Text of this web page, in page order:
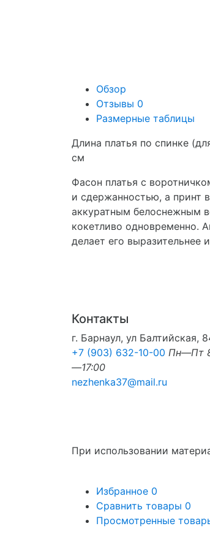
Обзор
Отзывы 0
Размерные таблицы
Длина платья по спинке
см
Фасон платья с
и сдержанностью, а принт
аккуратным белоснежным
кокетливо одновременно.
делает его выразительнее
Контакты
г. Барнаул, ул Балтийская,
+7 (903) 632-10-00 Пн—Пт
—17:00
nezhenka37@mail.ru
При использовании
Избранное 0
Сравнить товары 0
Просмотренные